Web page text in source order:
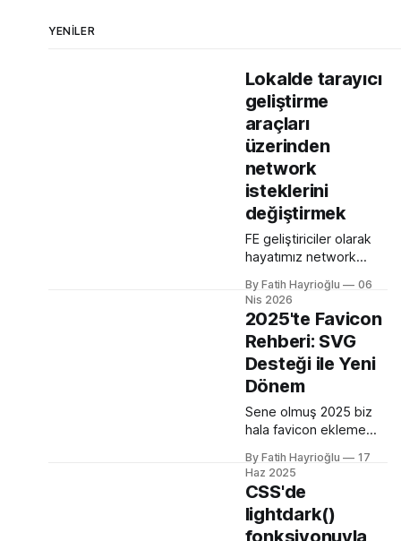
YENILER
Lokalde tarayıcı
geliştirme
araçları
üzerinden
network
isteklerini
değiştirmek
FE geliştiriciler olarak
hayatımız network
BE'den gelen dönen
cevaplarla(response)
geçiyor. Kendi
bilgisayarımızda
çalışırken bu istekleri
değiştirme ihtiyacı
server kurmak veya
çeşitli kütüphanelerle
bu işi yapıyordum.
Mock işini tarayıcı
üzerinden yapmaya
başlayalı çok
rahatladım. Süper
By Fatih Hayrioğlu
06
Nis 2026
2025'te Favicon
Rehberi: SVG
Desteği ile Yeni
Dönem
Sene olmuş 2025 biz
hala favicon ekleme
konuyu yazmamın
nedeni Apple'ın henüz
beta sürümü olan 26 ile
birlikte SVG favicon
desteğini geliyor oluşu.
By Fatih Hayrioğlu
17
Haz 2025
CSS'de
lightdark()
fonksiyonuyla